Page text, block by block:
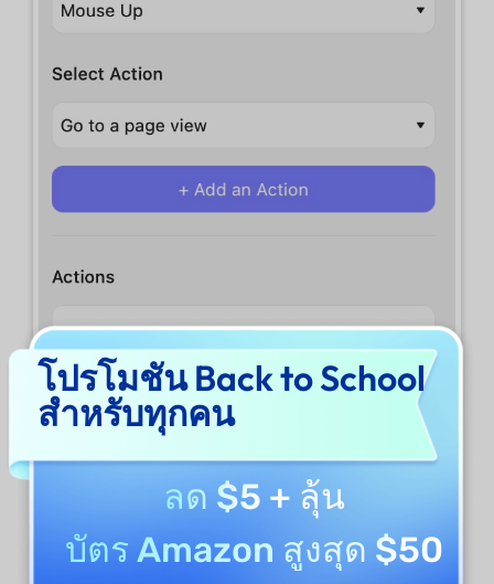
โปรโมชัน Back to School
สำหรับทุกคน
ลด $5 + ลุ้น
บัตร Amazon สูงสุด $50